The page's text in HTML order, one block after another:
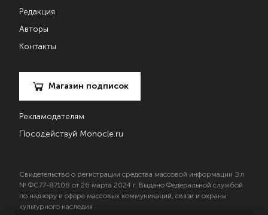
Редакция
Авторы
Контакты
Магазин подписок
Рекламодателям
Посодействуй Monocle.ru
Свидетельство о регистрации средства массовой информации Эл
№ ФС77-87108 от 26 марта 2024 г. Выдано Федеральной службой
по надзору в сфере массовых коммуникаций, связи и охраны
культурного наследия